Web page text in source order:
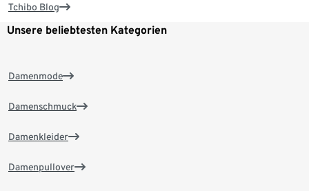
Tchibo Blog
Unsere beliebtesten Kategorien
Damenmode
Damenschmuck
Damenkleider
Damenpullover